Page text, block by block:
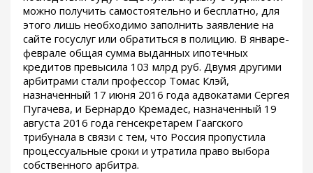
можно получить самостоятельно и бесплатно, для
этого лишь необходимо заполнить заявление на
сайте госуслуг или обратиться в полицию. В январе-
феврале общая сумма выданных ипотечных
кредитов превысила 103 млрд руб. Двумя другими
арбитрами стали профессор Томас Клэй,
назначенный 17 июня 2016 года адвокатами Сергея
Пугачева, и Бернардо Кремадес, назначенный 19
августа 2016 года генсекретарем Гаагского
трибунала в связи с тем, что Россия пропустила
процессуальные сроки и утратила право выбора
собственного арбитра.